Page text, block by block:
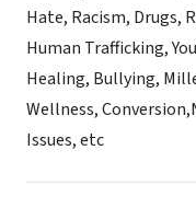
Hate, Racism, Drugs,
Human Trafficking,
Healing, Bullying,
Wellness,
Issues, etc